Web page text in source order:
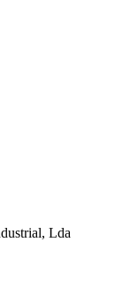
Lda